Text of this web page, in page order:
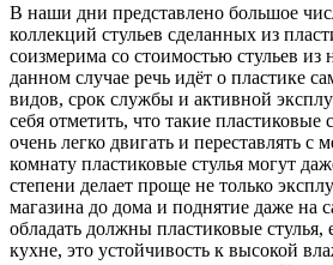
В наши дни представлено большое
коллекций стульев сделанных из
соизмерима со стоимостью стульев
данном случае речь идёт о пластике
видов, срок службы и активной
себя отметить, что такие
очень легко двигать и переставлять с
комнату пластиковые стулья могут
степени делает проще не только
магазина до дома и поднятие даже на
обладать должны пластиковые
кухне, это устойчивость к высокой